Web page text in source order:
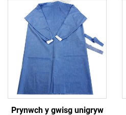
Prynwch y gwisg unigryw